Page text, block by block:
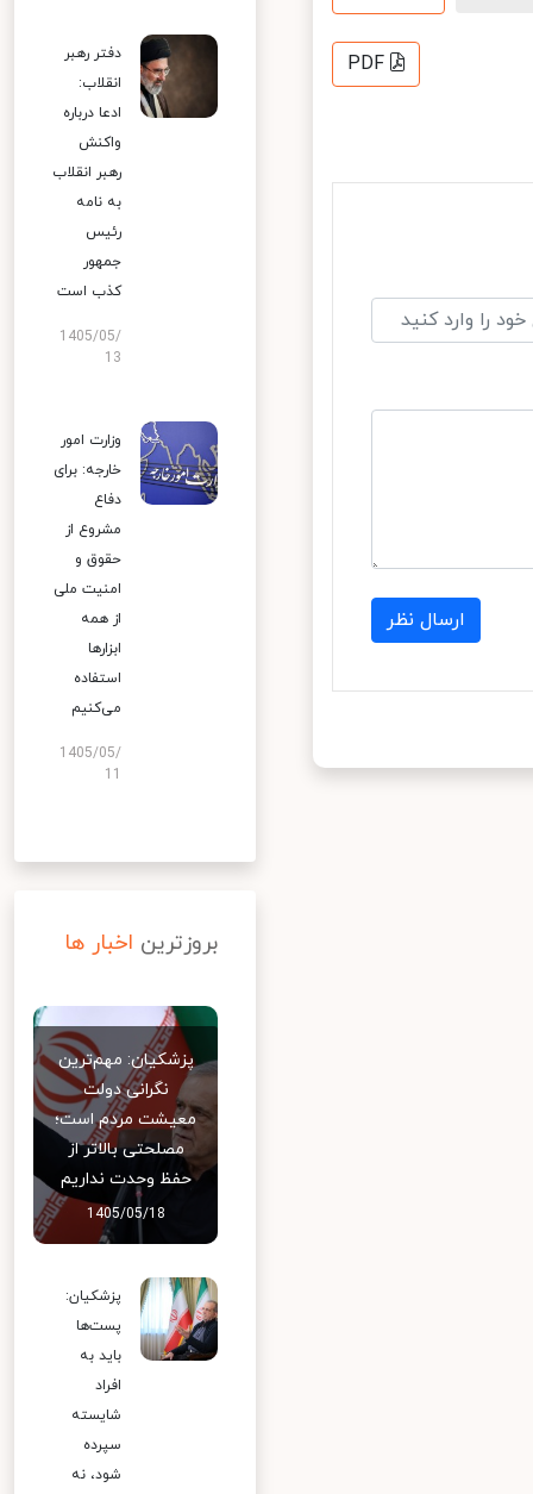
PDF
ارسال نظر
دفتر رهبر
انقلاب:
ادعا درباره
واکنش
رهبر انقلاب
به نامه
رئیس
جمهور
کذب است
1405/05/
13
وزارت امور
خارجه: برای
دفاع
مشروع از
حقوق و
امنیت ملی
از همه
ابزارها
استفاده
می‌کنیم
1405/05/
بروزترین اخبار ها
پزشکیان: مهم‌ترین
نگرانی دولت
معیشت مردم است؛
مصلحتی بالاتر از
حفظ وحدت نداریم
1405/05/18
پزشکیان:
پست‌ها
باید به
افراد
شایسته
سپرده
شود، نه